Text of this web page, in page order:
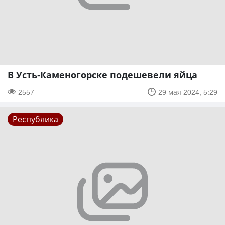
В Усть-Каменогорске подешевели яйца
2557 29 мая 2024, 5:29
Республика